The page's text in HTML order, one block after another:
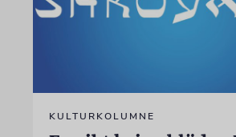
KULTURKOLUMNE